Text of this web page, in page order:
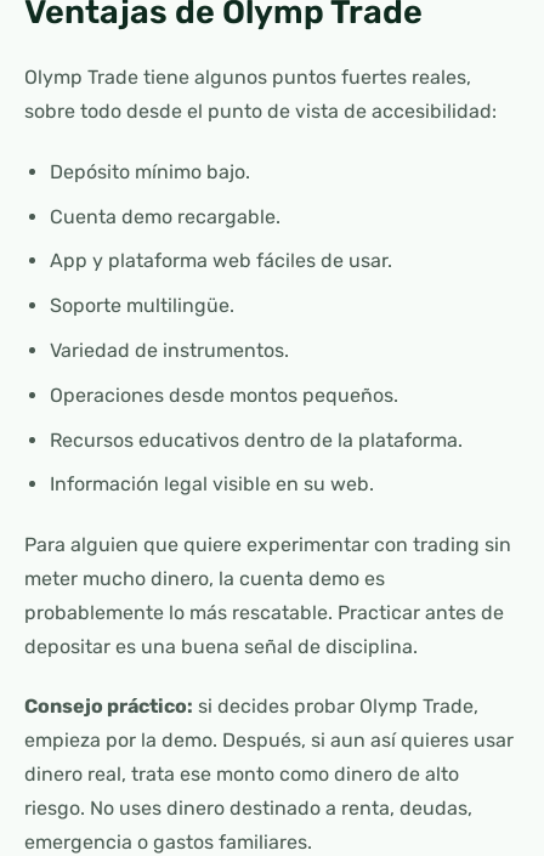
Ventajas de Olymp Trade
Olymp Trade tiene algunos puntos fuertes reales,
sobre todo desde el punto de vista de accesibilidad:
Depósito mínimo bajo.
Cuenta demo recargable.
App y plataforma web fáciles de usar.
Soporte multilingüe.
Variedad de instrumentos.
Operaciones desde montos pequeños.
Recursos educativos dentro de la plataforma.
Información legal visible en su web.
Para alguien que quiere experimentar con trading sin
meter mucho dinero, la cuenta demo es
probablemente lo más rescatable. Practicar antes de
depositar es una buena señal de disciplina.
Consejo práctico: si decides probar Olymp Trade,
empieza por la demo. Después, si aun así quieres usar
dinero real, trata ese monto como dinero de alto
riesgo. No uses dinero destinado a renta, deudas,
emergencia o gastos familiares.